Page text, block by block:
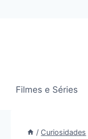
Filmes e Séries
/ Curiosidades